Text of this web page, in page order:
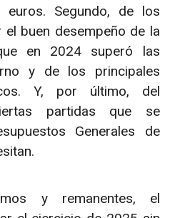
Segundo, de los
buen desempeño de la
en 2024 superó las
y de los principales
Y, por último, del
partidas que se
Generales de
y remanentes, el